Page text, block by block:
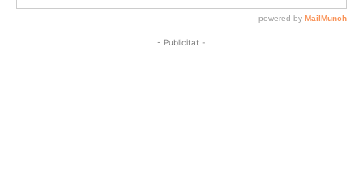
- Publicitat -